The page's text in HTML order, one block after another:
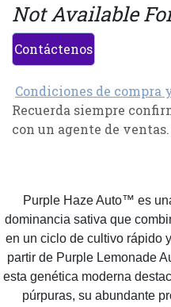
Not Available
Contáctenos
Condiciones de compra
Recuerda siempre
con un agente de ventas.
Purple Haze Auto™ es
dominancia sativa que
en un ciclo de cultivo rápido
partir de Purple Lemonade
esta genética moderna
púrpuras, su abundante